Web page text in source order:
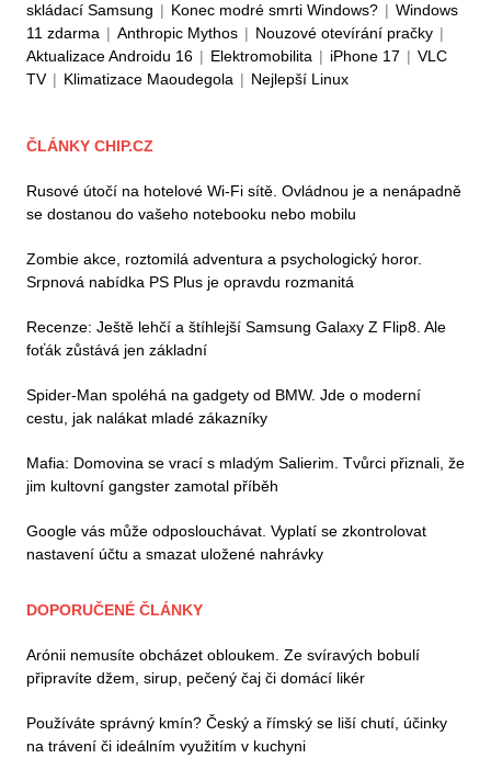
skládací Samsung | Konec modré smrti Windows? | Windows
11 zdarma | Anthropic Mythos | Nouzové otevírání pračky |
Aktualizace Androidu 16 | Elektromobilita | iPhone 17 | VLC
TV | Klimatizace Maoudegola | Nejlepší Linux
ČLÁNKY CHIP.CZ
Rusové útočí na hotelové Wi-Fi sítě. Ovládnou je a nenápadně
se dostanou do vašeho notebooku nebo mobilu
Zombie akce, roztomilá adventura a psychologický horor.
Srpnová nabídka PS Plus je opravdu rozmanitá
Recenze: Ještě lehčí a štíhlejší Samsung Galaxy Z Flip8. Ale
foťák zůstává jen základní
Spider-Man spoléhá na gadgety od BMW. Jde o moderní
cestu, jak nalákat mladé zákazníky
Mafia: Domovina se vrací s mladým Salierim. Tvůrci přiznali, že
jim kultovní gangster zamotal příběh
Google vás může odposlouchávat. Vyplatí se zkontrolovat
nastavení účtu a smazat uložené nahrávky
DOPORUČENÉ ČLÁNKY
Arónii nemusíte obcházet obloukem. Ze svíravých bobulí
připravíte džem, sirup, pečený čaj či domácí likér
Používáte správný kmín? Český a římský se liší chutí, účinky
na trávení či ideálním využitím v kuchyni